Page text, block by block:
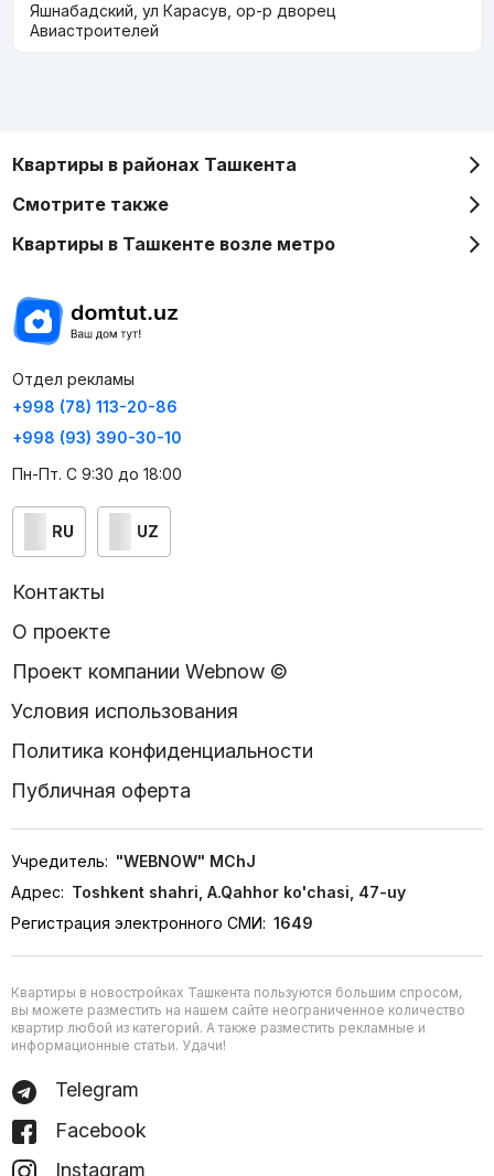
Яшнабадский, ул Карасув, ор-р дворец
Авиастроителей
Квартиры в районах Ташкента
Смотрите также
Квартиры в Ташкенте возле метро
Отдел рекламы
+998 (78) 113-20-86
+998 (93) 390-30-10
Пн-Пт. С 9:30 до 18:00
RU UZ
Контакты
О проекте
Проект компании Webnow ©
Условия использования
Политика конфиденциальности
Публичная оферта
Учредитель: "WEBNOW" MChJ
Адрес: Toshkent shahri, A.Qahhor ko'chasi, 47-uy
Регистрация электронного СМИ: 1649
Квартиры в новостройках Ташкента пользуются большим спросом,
вы можете разместить на нашем сайте неограниченное количество
квартир любой из категорий. А также разместить рекламные и
информационные статьи. Удачи!
Telegram
Facebook
Instagram